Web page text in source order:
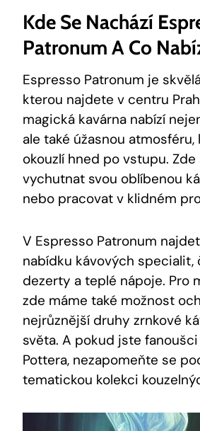
Kde Se Nachází
Patronum A Co
Espresso Patronum je
kterou najdete v centru
magická kavárna nabízí
ale také úžasnou atmosféru,
okouzlí hned po vstupu.
vychutnat svou oblíbenou
nebo pracovat v klidném
V Espresso Patronum
nabídku kávových specialit,
dezerty a teplé nápoje. Pro
zde máme také možnost
nejrůznější druhy zrnkové
světa. A pokud jste
Pottera, nezapomeňte se
tematickou kolekci